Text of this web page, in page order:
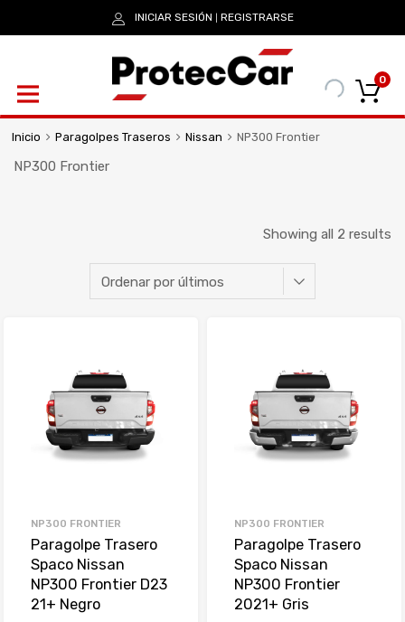
INICIAR SESIÓN REGISTRARSE
0
Inicio Paragolpes Traseros Nissan NP300 Frontier
NP300 Frontier
Showing all 2 results
NP300 FRONTIER
Paragolpe Trasero
Spaco Nissan
NP300 Frontier D23
21+ Negro
NP300 FRONTIER
Paragolpe Trasero
Spaco Nissan
NP300 Frontier
2021+ Gris